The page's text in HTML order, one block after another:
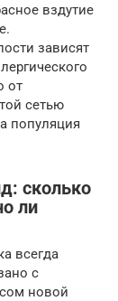
вздутие
зависят
от
сетью
популяция
сколько
ли
всегда
с
новой